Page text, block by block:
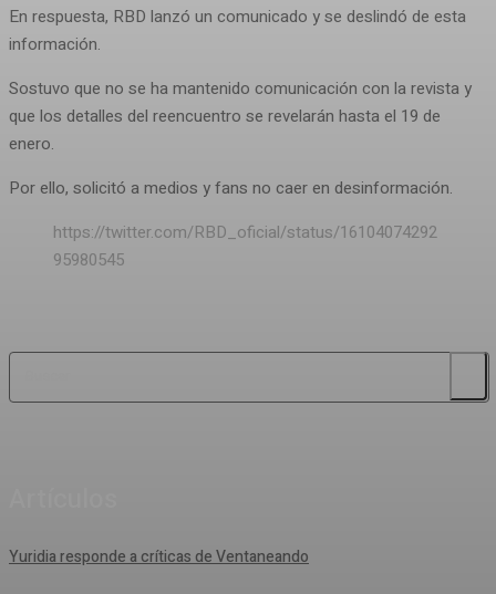
En respuesta, RBD lanzó un comunicado y se deslindó de esta
información.
Sostuvo que no se ha mantenido comunicación con la revista y
que los detalles del reencuentro se revelarán hasta el 19 de
enero.
Por ello, solicitó a medios y fans no caer en desinformación.
https://twitter.com/RBD_oficial/status/16104074292
95980545
Yuridia responde a críticas de Ventaneando